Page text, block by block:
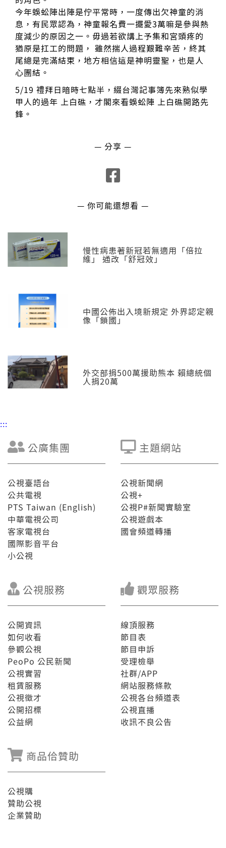
今年蜈蚣陣出陣是佇平常時，一度傳出欠神童的消
息，有民眾認為，神童報名費一擺愛3萬嘛是參與熱
度減少的原因之一。毋過若欲講上予集和宮頭疼的
猶原是扛工的問題， 雖然揣人過程艱難辛苦，終其
尾總是完滿結束，地方相信這是神明靈聖，也是人
心團結。
5/19 禮拜日暗時七點半，綴台灣記事簿先來熟似學
甲人的過年 上白礁，才閣來看蜈蚣陣 上白礁開路先
鋒。
— 分享 —
— 你可能還想看 —
慢性病患著新冠若無適用「倍拉
維」 通改「舒冠效」
中國公佈出入境新規定 外界認定親
像「鎖國」
外交部捐500萬援助熊本 賴總統個
人捐20萬
:::
公廣集團
公視臺語台
公共電視
PTS Taiwan (English)
中華電視公司
客家電視台
國際影音平台
小公視
主題網站
公視新聞網
公視+
公視P#新聞實驗室
公視遊戲本
國會頻道轉播
公視服務
公開資訊
如何收看
參觀公視
PeoPo 公民新聞
公視實習
租賃服務
公視徵才
公開招標
公益網
觀眾服務
線頂服務
節目表
節目申訴
受理檢舉
社群/APP
網站服務條款
公視各台頻道表
公視直播
收訊不良公告
商品佮贊助
公視購
贊助公視
企業贊助